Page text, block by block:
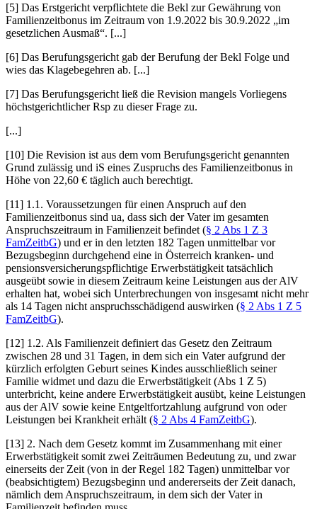
[5] Das Erstgericht verpflichtete die Bekl zur Gewährung von
Familienzeitbonus im Zeitraum von 1.9.2022 bis 30.9.2022 „im
gesetzlichen Ausmaß“. [...]
[6] Das Berufungsgericht gab der Berufung der Bekl Folge und
wies das Klagebegehren ab. [...]
[7] Das Berufungsgericht ließ die Revision mangels Vorliegens
höchstgerichtlicher Rsp zu dieser Frage zu.
[...]
[10] Die Revision ist aus dem vom Berufungsgericht genannten
Grund zulässig und iS eines Zuspruchs des Familienzeitbonus in
Höhe von 22,60 € täglich auch berechtigt.
[11] 1.1. Voraussetzungen für einen Anspruch auf den
Familienzeitbonus sind ua, dass sich der Vater im gesamten
Anspruchszeitraum in Familienzeit befindet (§ 2 Abs 1 Z 3
FamZeitbG) und er in den letzten 182 Tagen unmittelbar vor
Bezugsbeginn durchgehend eine in Österreich kranken- und
pensionsversicherungspflichtige Erwerbstätigkeit tatsächlich
ausgeübt sowie in diesem Zeitraum keine Leistungen aus der AlV
erhalten hat, wobei sich Unterbrechungen von insgesamt nicht mehr
als 14 Tagen nicht anspruchsschädigend auswirken (§ 2 Abs 1 Z 5
FamZeitbG).
[12] 1.2. Als Familienzeit definiert das Gesetz den Zeitraum
zwischen 28 und 31 Tagen, in dem sich ein Vater aufgrund der
kürzlich erfolgten Geburt seines Kindes ausschließlich seiner
Familie widmet und dazu die Erwerbstätigkeit (Abs 1 Z 5)
unterbricht, keine andere Erwerbstätigkeit ausübt, keine Leistungen
aus der AlV sowie keine Entgeltfortzahlung aufgrund von oder
Leistungen bei Krankheit erhält (§ 2 Abs 4 FamZeitbG).
[13] 2. Nach dem Gesetz kommt im Zusammenhang mit einer
Erwerbstätigkeit somit zwei Zeiträumen Bedeutung zu, und zwar
einerseits der Zeit (von in der Regel 182 Tagen) unmittelbar vor
(beabsichtigtem) Bezugsbeginn und andererseits der Zeit danach,
nämlich dem Anspruchszeitraum, in dem sich der Vater in